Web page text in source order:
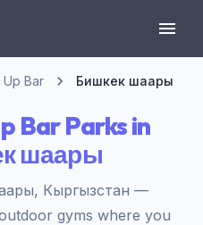
Up Bar Бишкек шаары
Bar Parks in
шаары
Кыргызстан —
gyms where you